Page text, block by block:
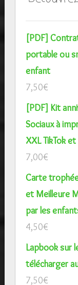
[PDF]
portable ou
enfant
7,50€
[PDF] Kit
Sociaux à
XXL TikTok
7,00€
Carte
et Meilleure
par les
4,50€
Lapbook sur
télécharger
7,50€